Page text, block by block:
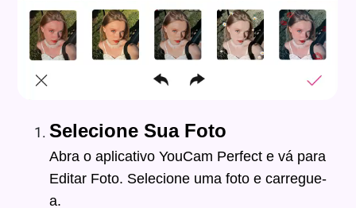
Selecione Sua Foto
Abra o aplicativo YouCam Perfect e vá para
Editar Foto. Selecione uma foto e carregue-
a.